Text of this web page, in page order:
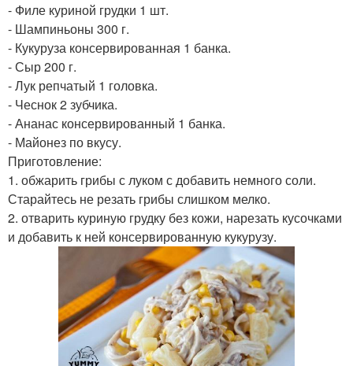
- Филе куриной грудки 1 шт.
- Шампиньоны 300 г.
- Кукуруза консервированная 1 банка.
- Сыр 200 г.
- Лук репчатый 1 головка.
- Чеснок 2 зубчика.
- Ананас консервированный 1 банка.
- Майонез по вкусу.
Приготовление:
1. обжарить грибы с луком с добавить немного соли.
Старайтесь не резать грибы слишком мелко.
2. отварить куриную грудку без кожи, нарезать кусочками
и добавить к ней консервированную кукурузу.